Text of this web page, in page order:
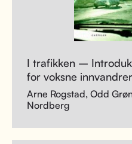
I trafikken –
for voksne
Arne Rogstad, Odd
Nordberg